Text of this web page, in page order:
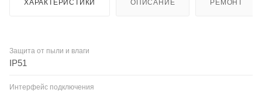
ХАРАКТЕРИСТИКИ ОПИСАНИЕ РЕМОНТ
Защита от пыли и влаги
IP51
Интерфейс подключения